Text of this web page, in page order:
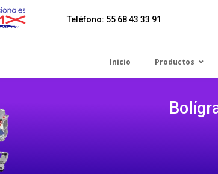
Teléfono: 55 68 43 33 91
Inicio Productos